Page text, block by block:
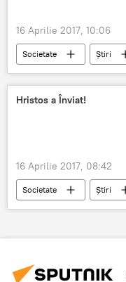
16 Aprilie 2017, 10:06
Societate Știri
Moldova
prețuri
masa de Paște
Hristos a Înviat!
16 Aprilie 2017, 08:42
Societate Știri
Învierea Domnului